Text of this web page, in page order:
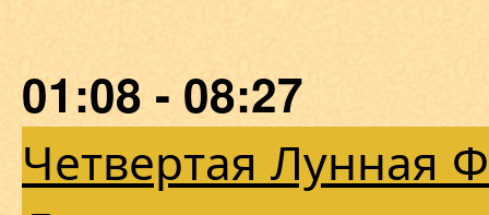
01:08 - 08:27
Четвертая Лунная